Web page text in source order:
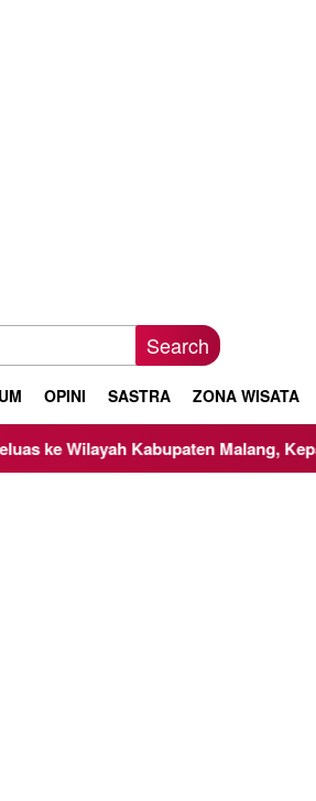
Search
OPINI SASTRA ZONA WISATA
Malang, Kepala BNPB Tinjau